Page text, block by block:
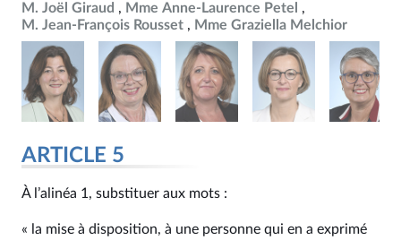
M. Joël Giraud
Mme Anne-Laurence Petel
M. Jean-François Rousset
Mme Graziella Melchior
ARTICLE 5
À l’alinéa 1, substituer aux mots :
« la mise à disposition, à une personne qui en a exprimé